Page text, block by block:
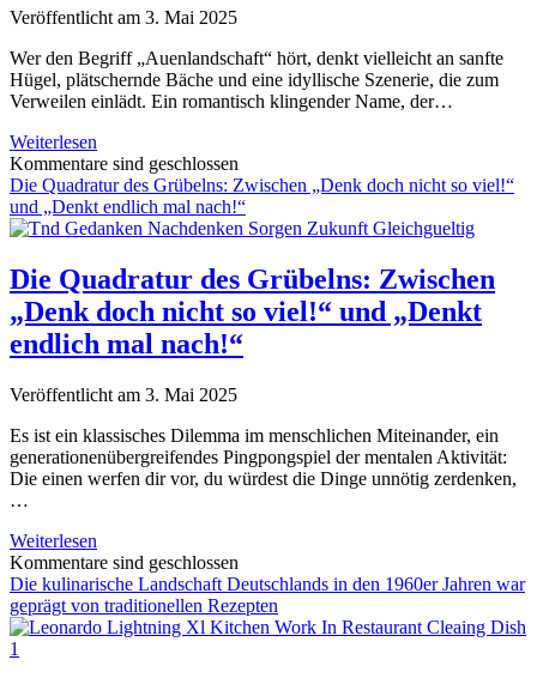
Land
Veröffentlicht am 3. Mai 2025
Wer den Begriff „Auenlandschaft“ hört, denkt vielleicht an sanfte
Hügel, plätschernde Bäche und eine idyllische Szenerie, die zum
Verweilen einlädt. Ein romantisch klingender Name, der…
Weiterlesen
Mehr
als
Romantik
–
Flutgebiet
mit
Charme
Funktion
Kommentare sind geschlossen
Die Quadratur des Grübelns: Zwischen „Denk doch nicht so viel!“
und „Denkt endlich mal nach!“
Die Quadratur des Grübelns: Zwischen
„Denk doch nicht so viel!“ und „Denkt
endlich mal nach!“
Veröffentlicht am 3. Mai 2025
Es ist ein klassisches Dilemma im menschlichen Miteinander, ein
generationenübergreifendes Pingpongspiel der mentalen Aktivität:
Die einen werfen dir vor, du würdest die Dinge unnötig zerdenken,
…
Weiterlesen
Quadratur
des
Grübelns:
Zwischen
Kommentare sind geschlossen
Die kulinarische Landschaft Deutschlands in den 1960er Jahren war
geprägt von traditionellen Rezepten